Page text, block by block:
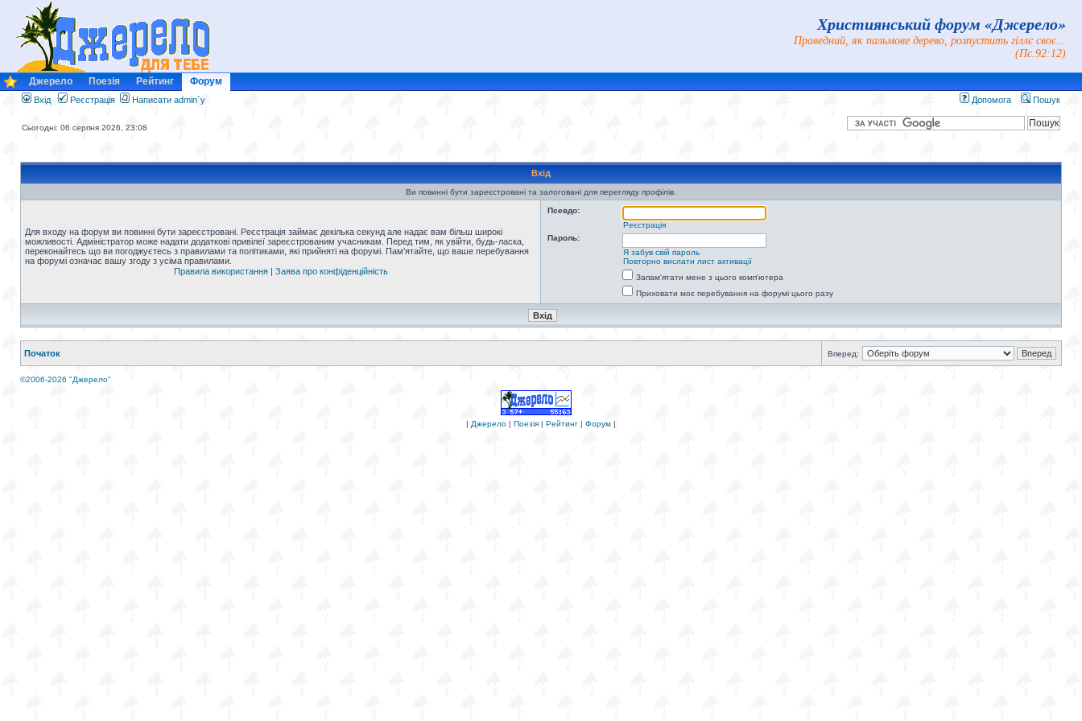
Християнський форум «Джерело»
Праведний, як пальмове дерево, розпустить гіллє своє...
(Пс.92:12)
Джерело Поезія Рейтинг Форум
Вхід Реєстрація Написати admin`у Допомога Пошук
Сьогодні: 06 серпня 2026, 23:08
Вхід
Ви повинні бути зареєстровані та залоговані для перегляду профілів.
Для входу на форум ви повинні бути зареєстровані. Реєстрація займає декілька секунд але надає вам більш широкі
можливості. Адміністратор може надати додаткові привілеї зареєстрованим учасникам. Перед тим, як увійти, будь-ласка,
переконайтесь що ви погоджуєтесь з правилами та політиками, які прийняті на форумі. Пам'ятайте, що ваше перебування
на форумі означає вашу згоду з усіма правилами.
Правила використання| Заява про конфіденційність
Псевдо:
Реєстрація
Пароль:
Я забув свій пароль
Повторно вислати лист активації
Запам'ятати мене з цього комп'ютера
Приховати моє перебування на форумі цього разу
Початок Вперед:
©2006-2026 "Джерело"
| Джерело | Поезія | Рейтинг | Форум |